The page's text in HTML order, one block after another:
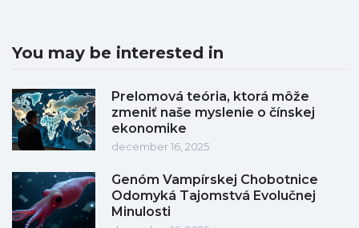
You may be interested in
Prelomová teória, ktorá môže
zmeniť naše myslenie o čínskej
ekonomike
december 16, 2025
Genóm Vampírskej Chobotnice
Odomyká Tajomstvá Evolučnej
Minulosti